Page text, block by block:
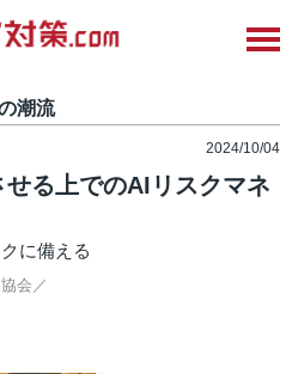
潮流
2024/10/04
る上でのAIリスクマネ
に備える
会／